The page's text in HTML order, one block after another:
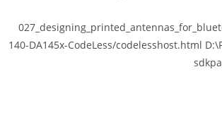
140-DA145x-CodeLess/codelesshost.html